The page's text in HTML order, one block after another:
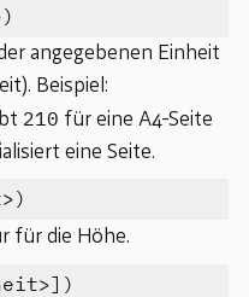
angegebenen Einheit
Beispiel:
210 für eine A4-Seite
eine Seite.
für die Höhe.